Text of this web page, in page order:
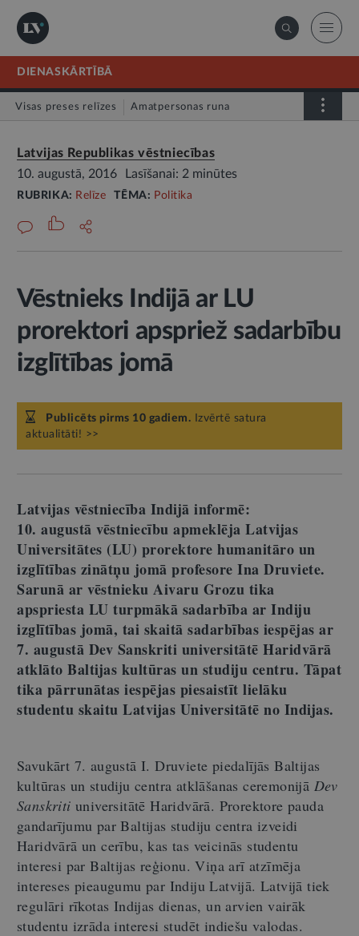
DIENASKĀRTĪBĀ
Visas preses relīzes Amatpersonas runa
Latvijas Republikas vēstniecības
10. augustā, 2016
Lasīšanai: 2 minūtes
RUBRIKA: Relīze TĒMA: Politika
Vēstnieks Indijā ar LU
prorektori apspriež sadarbību
izglītības jomā
Publicēts pirms 10 gadiem. Izvērtē satura
aktualitāti! >>
Latvijas vēstniecība Indijā informē:
10. augustā vēstniecību apmeklēja Latvijas
Universitātes (LU) prorektore humanitāro un
izglītības zinātņu jomā profesore Ina Druviete.
Sarunā ar vēstnieku Aivaru Grozu tika
apspriesta LU turpmākā sadarbība ar Indiju
izglītības jomā, tai skaitā sadarbības iespējas ar
7. augustā Dev Sanskriti universitātē Haridvārā
atklāto Baltijas kultūras un studiju centru. Tāpat
tika pārrunātas iespējas piesaistīt lielāku
studentu skaitu Latvijas Universitātē no Indijas.
Savukārt 7. augustā I. Druviete piedalījās Baltijas
kultūras un studiju centra atklāšanas ceremonijā Dev
Sanskritiuniversitātē Haridvārā. Prorektore pauda
gandarījumu par Baltijas studiju centra izveidi
Haridvārā un cerību, kas tas veicinās studentu
interesi par Baltijas reģionu. Viņa arī atzīmēja
intereses pieaugumu par Indiju Latvijā. Latvijā tiek
regulāri rīkotas Indijas dienas, un arvien vairāk
studentu izrāda interesi studēt indiešu valodas.